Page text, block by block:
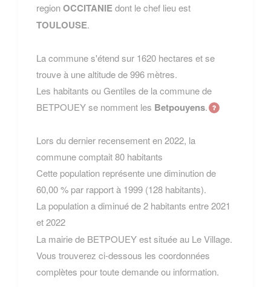
regionOCCITANIEdont le chef lieu est
TOULOUSE.
La commune s'étend sur 1620 hectares et se
trouve à une altitude de 996 mètres.
Les habitants ou Gentiles de la commune de
BETPOUEY se nomment les Betpouyens.
Lors du dernier recensement en 2022, la
commune comptait 80 habitants
Cette population représente une diminution de
60,00 % par rapport à 1999 (128 habitants).
La population a diminué de 2 habitants entre 2021
et 2022
La mairie de BETPOUEY est située au Le Village.
Vous trouverez ci-dessous les coordonnées
complètes pour toute demande ou information.